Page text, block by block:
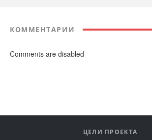
КОММЕНТАРИИ
Comments are disabled
ЦЕЛИ ПРОЕКТА